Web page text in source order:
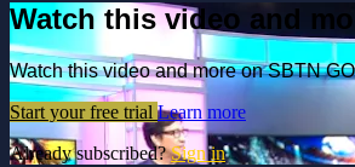
Watch this video and
Watch this video and more on SBTN GO
Start your free trial Learn more
Already subscribed?Sign in